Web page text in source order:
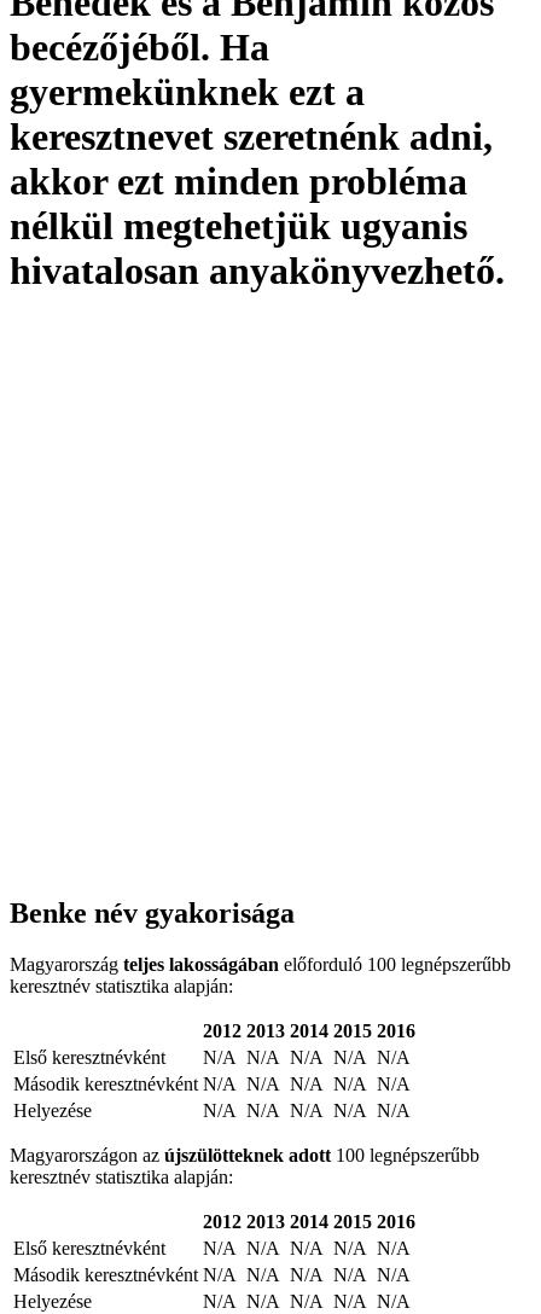
becézőjéből. Ha
gyermekünknek ezt a
keresztnevet szeretnénk adni,
akkor ezt minden probléma
nélkül megtehetjük ugyanis
hivatalosan anyakönyvezhető.
Benke név gyakorisága
Magyarország teljes lakosságában előforduló 100 legnépszerűbb
keresztnév statisztika alapján:
2012 2013 2014 2015 2016
Első keresztnévként
N/A N/A N/A N/A N/A
Második keresztnévként N/A N/A N/A N/A N/A
Helyezése
N/A N/A N/A N/A N/A
Magyarországon az újszülötteknek adott 100 legnépszerűbb
keresztnév statisztika alapján:
2012 2013 2014 2015 2016
Első keresztnévként
N/A N/A N/A N/A N/A
Második keresztnévként N/A N/A N/A N/A N/A
Helyezése
N/A N/A N/A N/A N/A